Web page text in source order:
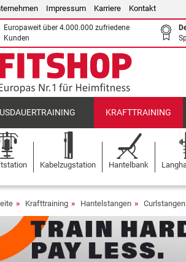
Impressum Karriere Kontakt
Europaweit über 4.000.000 zufriedene
Kunden
KRAFTTRAINING
Kabelzugstation Hantelbank
Krafttraining Hantelstangen Curlstangen